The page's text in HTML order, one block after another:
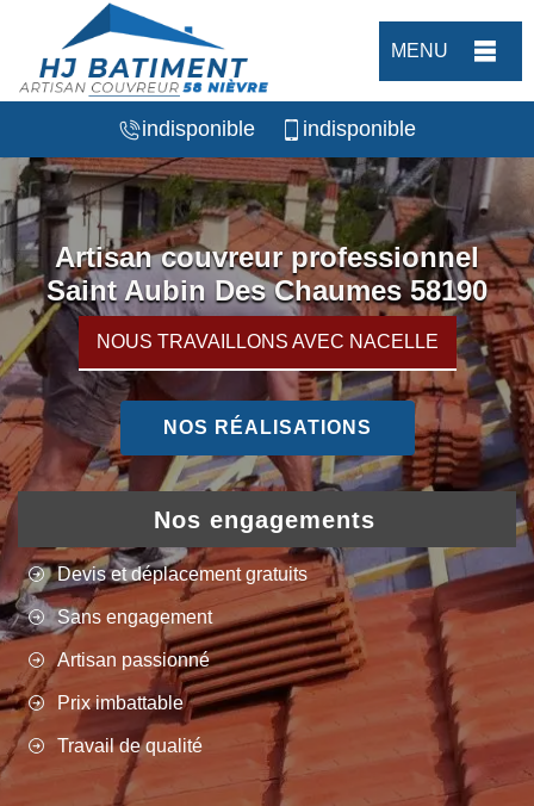
MENU
indisponible indisponible
Artisan couvreur professionnel
Saint Aubin Des Chaumes 58190
NOUS TRAVAILLONS AVEC NACELLE
NOS RÉALISATIONS
Nos engagements
Devis et déplacement gratuits
Sans engagement
Artisan passionné
Prix imbattable
Travail de qualité